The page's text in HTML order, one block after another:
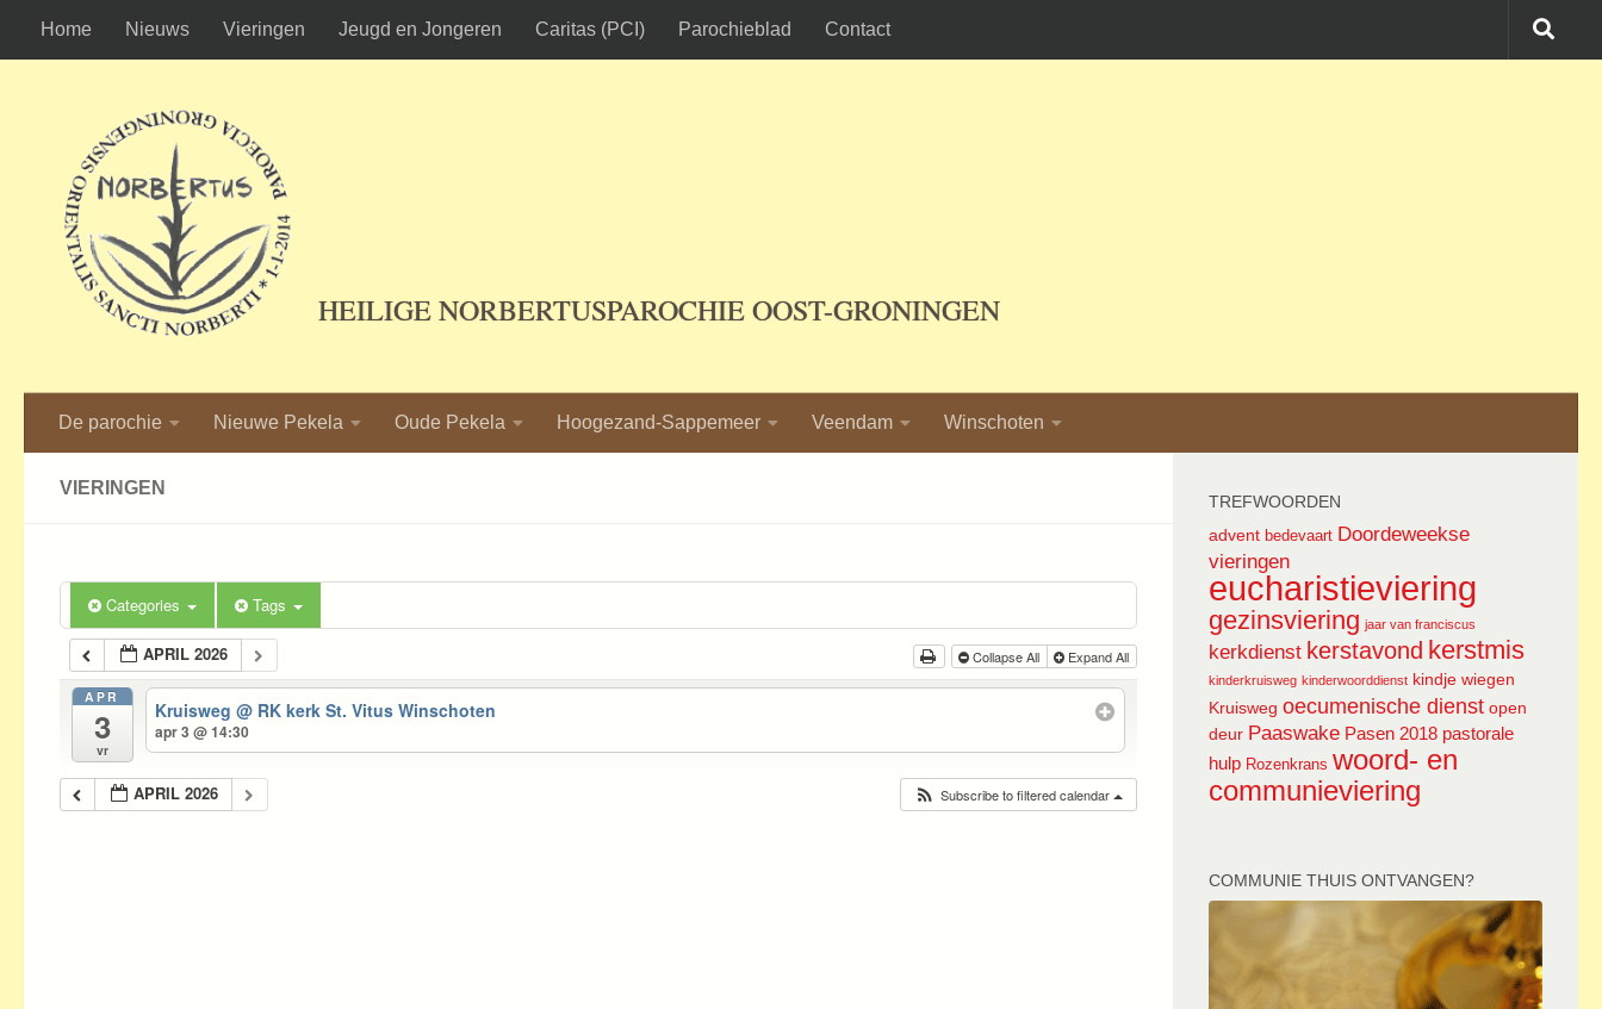
Ga naar de inhoud
Home Nieuws Vieringen Jeugd en Jongeren Caritas (PCI) Parochieblad Contact
HEILIGE NORBERTUSPAROCHIE OOST-GRONINGEN
De parochie Nieuwe Pekela Oude Pekela Hoogezand-Sappemeer Veendam Winschoten
VIERINGEN
Categories Tags
APRIL 2026 Collapse All Expand All
APR
3
vr
Kruisweg@ RK kerk St. Vitus Winschoten
apr 3 @ 14:30
APRIL 2026 Subscribe to filtered calendar
TREFWOORDEN
advent bedevaart Doordeweekse
vieringen
eucharistieviering
gezinsviering jaar van franciscus
kerkdienst kerstavond kerstmis
kinderkruisweg kinderwoorddienst kindje wiegen
Kruisweg oecumenische dienst open
deur Paaswake Pasen 2018 pastorale
hulp Rozenkrans woord- en
communieviering
COMMUNIE THUIS ONTVANGEN?